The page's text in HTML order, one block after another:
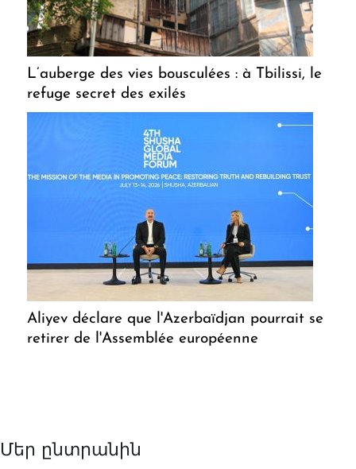
L’auberge des vies bousculées : à Tbilissi, le
refuge secret des exilés
Aliyev déclare que l'Azerbaïdjan pourrait se
retirer de l'Assemblée européenne
Մեր ընտրանին